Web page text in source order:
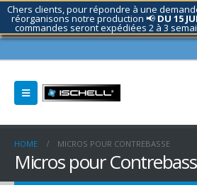
Chers clients, pour répondre à une
réorganisons notre production 📢 DU 15
commandes seront expédiées 2 à 3
Contactez nous si
HOME MICROS POUR CONTREBASSE
Micros pour